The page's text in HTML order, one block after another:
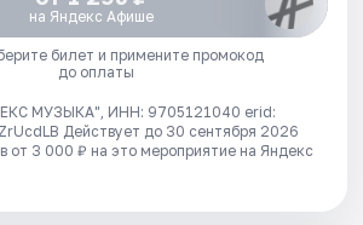
на Яндекс Афише
билет и примените промокод
до оплаты
МУЗЫКА", ИНН: 9705121040 erid:
Действует до 30 сентября 2026
от 3 000 ₽ на это мероприятие на Яндекс